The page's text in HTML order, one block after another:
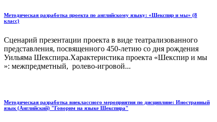
Методическая разработка проекта по английскому языку: «Шекспир и мы» (8
класс)
Сценарий презентации проекта в виде театрализованного
представления, посвященного 450-летию со дня рождения
Уильяма Шекспира.Характеристика проекта «Шекспир и мы
»: межпредметный, ролево-игровой...
Методическая разработка внеклассного мероприятия по дисциплине: Иностранный
язык (Английский) "Говорим на языке Шекспира"